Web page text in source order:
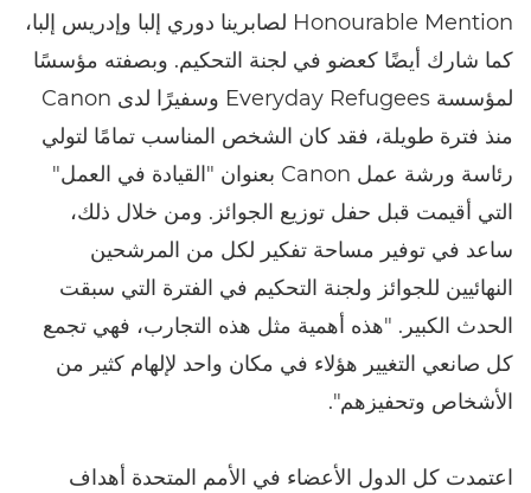
Honourable Mention لصابرينا دوري إلبا وإدريس إلبا،
كما شارك أيضًا كعضو في لجنة التحكيم. وبصفته مؤسسًا
لمؤسسة Everyday Refugees وسفيرًا لدى Canon
منذ فترة طويلة، فقد كان الشخص المناسب تمامًا لتولي
رئاسة ورشة عمل Canon بعنوان "القيادة في العمل"
التي أقيمت قبل حفل توزيع الجوائز. ومن خلال ذلك،
ساعد في توفير مساحة تفكير لكل من المرشحين
النهائيين للجوائز ولجنة التحكيم في الفترة التي سبقت
الحدث الكبير. "هذه أهمية مثل هذه التجارب، فهي تجمع
كل صانعي التغيير هؤلاء في مكان واحد لإلهام كثير من
الأشخاص وتحفيزهم".
اعتمدت كل الدول الأعضاء في الأمم المتحدة أهداف